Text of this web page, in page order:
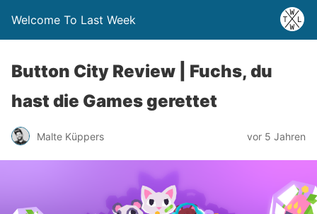
Welcome To Last Week
Button City Review | Fuchs, du
hast die Games gerettet
Malte Küppers vor 5 Jahren